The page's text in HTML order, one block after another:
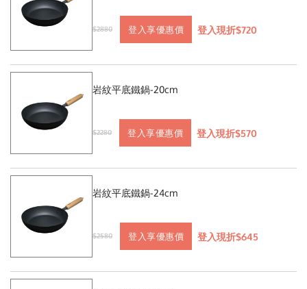
$2880 登入享優惠價 登入現折$720
岩紋平底鐵鍋-20cm
$2280 登入享優惠價 登入現折$570
岩紋平底鐵鍋-24cm
$2580 登入享優惠價 登入現折$645